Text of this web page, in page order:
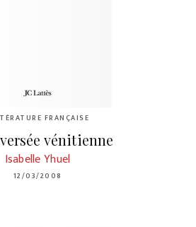
FRANÇAISE
vénitienne
Isabelle Yhuel
12/03/2008